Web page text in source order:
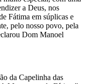
a Deus, nos
Fátima em súplicas e
pelo nosso povo, pela
Dom Manoel
da Capelinha das